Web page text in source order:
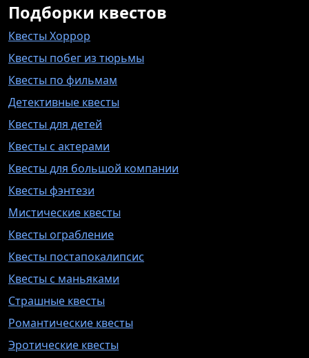
Подборки квестов
Квесты Хоррор
Квесты побег из тюрьмы
Квесты по фильмам
Детективные квесты
Квесты для детей
Квесты с актерами
Квесты для большой компании
Квесты фэнтези
Мистические квесты
Квесты ограбление
Квесты постапокалипсис
Квесты с маньяками
Страшные квесты
Романтические квесты
Эротические квесты